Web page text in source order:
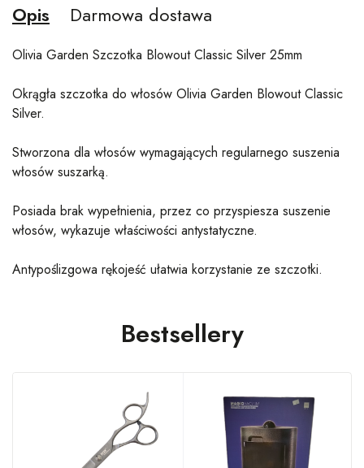
Opis Darmowa dostawa
Olivia Garden Szczotka Blowout Classic Silver 25mm
Okrągła szczotka do włosów Olivia Garden Blowout Classic
Silver.
Stworzona dla włosów wymagających regularnego suszenia
włosów suszarką.
Posiada brak wypełnienia, przez co przyspiesza suszenie
włosów, wykazuje właściwości antystatyczne.
Antypoślizgowa rękojeść ułatwia korzystanie ze szczotki.
Bestsellery